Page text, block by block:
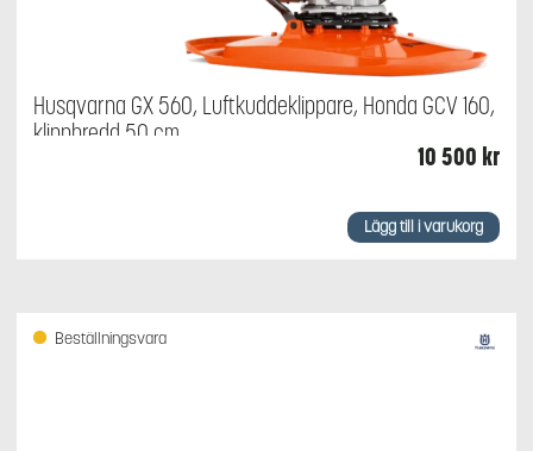
Husqvarna GX 560, Luftkuddeklippare, Honda GCV 160,
klippbredd 50 cm
10 500 kr
Lägg till i varukorg
Beställningsvara